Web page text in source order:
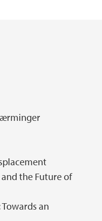
the Future of
an